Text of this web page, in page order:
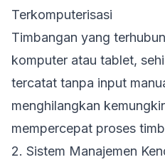
Terkomputerisasi
Timbangan yang
komputer atau tablet,
tercatat tanpa input
menghilangkan
mempercepat proses
2. Sistem Manajemen